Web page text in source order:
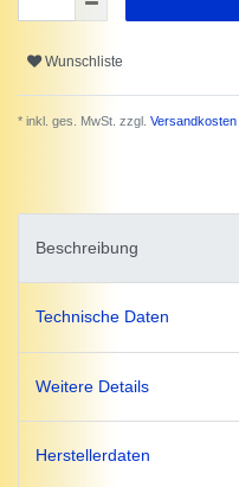
Wunschliste
* inkl. ges. MwSt. zzgl. Versandkosten
Beschreibung
Technische Daten
Weitere Details
Herstellerdaten